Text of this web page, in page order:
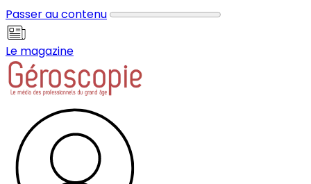
Passer au contenu
Le magazine
Panneau de gestion des cookies